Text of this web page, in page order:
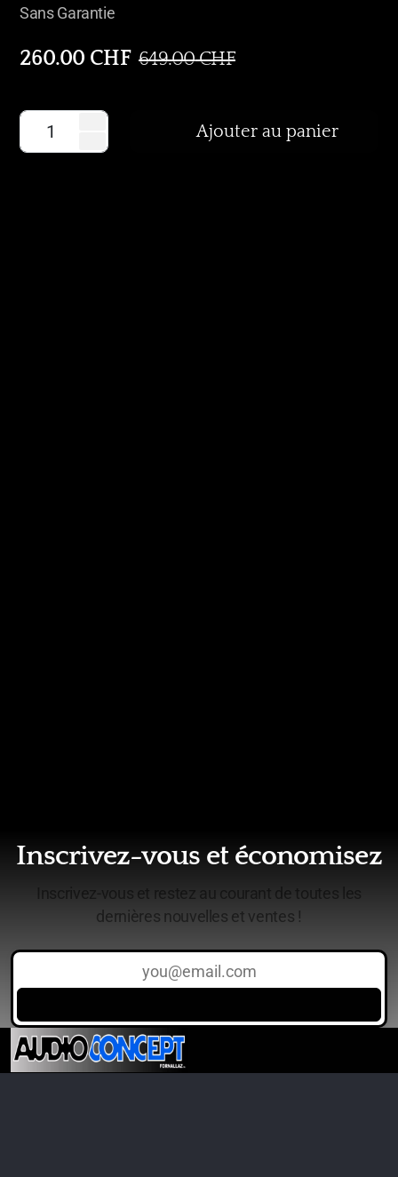
Sans Garantie
260.00 CHF 649.00CHF
Ajouter au panier
Inscrivez-vous et économisez
Inscrivez-vous et restez au courant de toutes les
dernières nouvelles et ventes !